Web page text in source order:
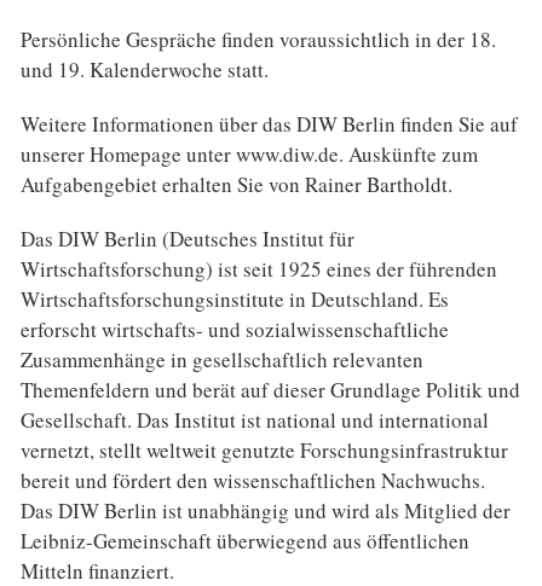
Persönliche Gespräche finden voraussichtlich in der 18.
und 19. Kalenderwoche statt.
Weitere Informationen über das DIW Berlin finden Sie auf
unserer Homepage unter www.diw.de. Auskünfte zum
Aufgabengebiet erhalten Sie von Rainer Bartholdt.
Das DIW Berlin (Deutsches Institut für
Wirtschaftsforschung) ist seit 1925 eines der führenden
Wirtschaftsforschungsinstitute in Deutschland. Es
erforscht wirtschafts- und sozialwissenschaftliche
Zusammenhänge in gesellschaftlich relevanten
Themenfeldern und berät auf dieser Grundlage Politik und
Gesellschaft. Das Institut ist national und international
vernetzt, stellt weltweit genutzte Forschungsinfrastruktur
bereit und fördert den wissenschaftlichen Nachwuchs.
Das DIW Berlin ist unabhängig und wird als Mitglied der
Leibniz-Gemeinschaft überwiegend aus öffentlichen
Mitteln finanziert.